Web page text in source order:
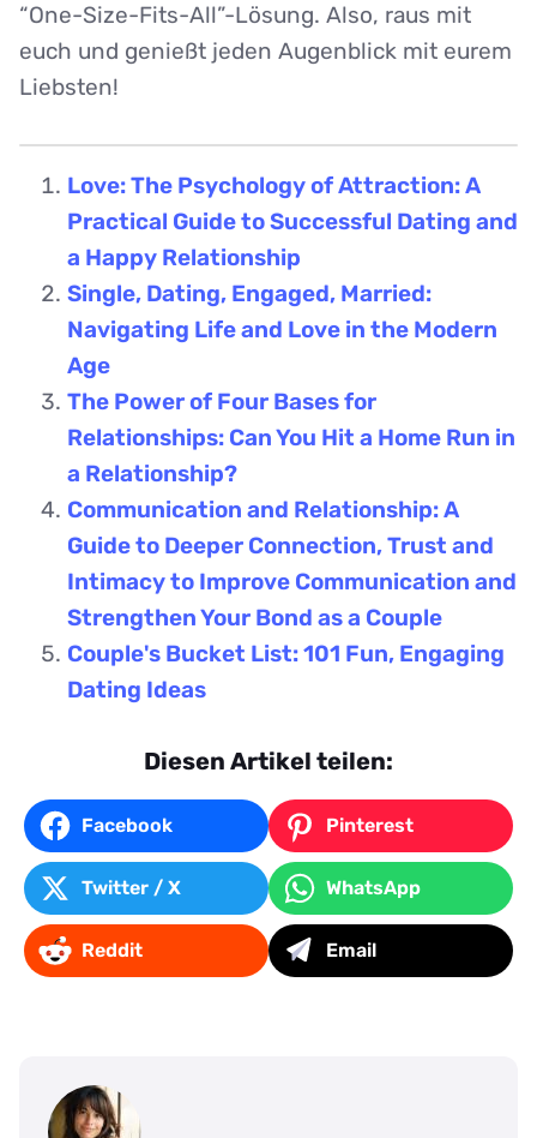
“One-Size-Fits-All”-Lösung. Also, raus mit
euch und genießt jeden Augenblick mit eurem
Liebsten!
Love: The Psychology of Attraction: A
Practical Guide to Successful Dating and
a Happy Relationship
Single, Dating, Engaged, Married:
Navigating Life and Love in the Modern
Age
The Power of Four Bases for
Relationships: Can You Hit a Home Run in
a Relationship?
Communication and Relationship: A
Guide to Deeper Connection, Trust and
Intimacy to Improve Communication and
Strengthen Your Bond as a Couple
Couple's Bucket List: 101 Fun, Engaging
Dating Ideas
Diesen Artikel teilen:
Facebook Pinterest
Twitter / X WhatsApp
Reddit Email